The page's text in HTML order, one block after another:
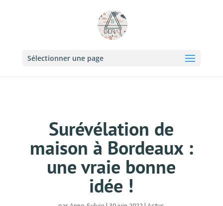
Sélectionner une page
Surévélation de
maison à Bordeaux :
une vraie bonne
idée !